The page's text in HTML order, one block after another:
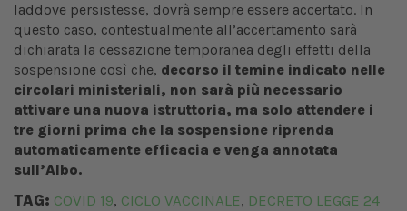
laddove persistesse, dovrà sempre essere accertato. In
questo caso, contestualmente all’accertamento sarà
dichiarata la cessazione temporanea degli effetti della
sospensione così che, decorso il temine indicato nelle
circolari ministeriali, non sarà più necessario
attivare una nuova istruttoria, ma solo attendere i
tre giorni prima che la sospensione riprenda
automaticamente efficacia e venga annotata
sull’Albo.
TAG: COVID 19, CICLO VACCINALE, DECRETO LEGGE 24